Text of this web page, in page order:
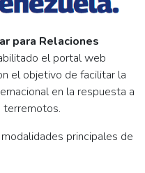
para Relaciones
el portal web
el objetivo de facilitar la
en la respuesta a
terremotos.
principales de